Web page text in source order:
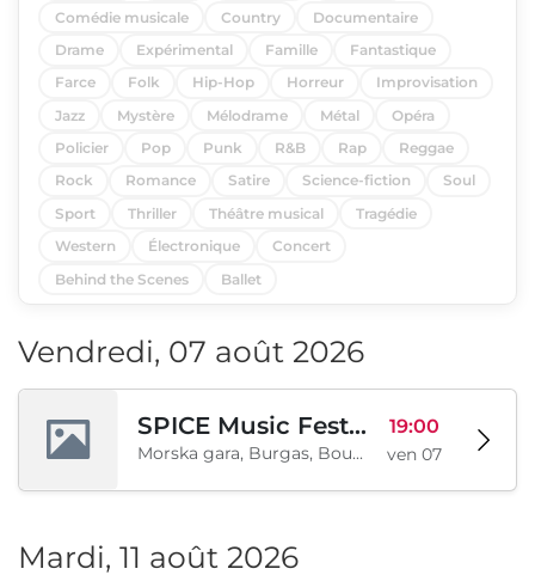
Comédie musicale
Country
Documentaire
Drame
Expérimental Famille
Fantastique
Farce
Folk Hip-Hop Horreur
Improvisation
Jazz
Mystère Mélodrame Métal
Opéra
Policier
Pop Punk R&B Rap
Reggae
Rock
Romance Satire Science-fiction
Soul
Sport
Thriller Théâtre musical
Tragédie
Western
Électronique
Concert
Behind the Scenes
Ballet
Vendredi, 07 août 2026
SPICE Music Festival 2026
Morska gara, Burgas, Bourgas, BG
19:00
ven 07
Mardi, 11 août 2026